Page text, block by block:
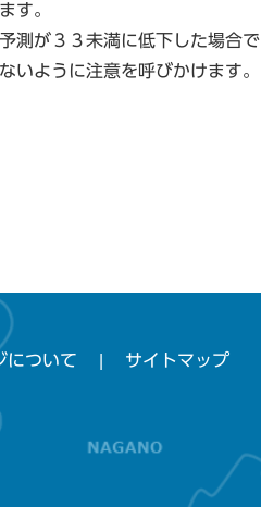
す。
測が３３未満に低下した場合で
いように注意を呼びかけます。
について サイトマップ